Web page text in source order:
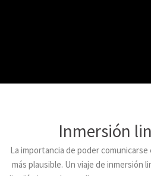
Inmersión
La importancia de poder
más plausible. Un viaje de inmersión